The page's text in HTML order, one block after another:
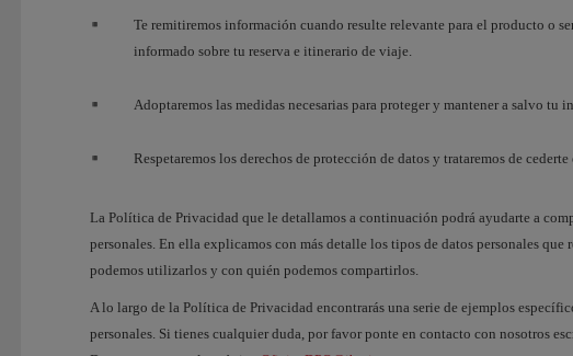
Te remitiremos información cuando resulte relevante para el producto o
informado sobre tu reserva e itinerario de viaje.
Adoptaremos las medidas necesarias para proteger y mantener a salvo tu
Respetaremos los derechos de protección de datos y trataremos de
La Política de Privacidad que le detallamos a continuación podrá ayudarte a
personales. En ella explicamos con más detalle los tipos de datos personales que
podemos utilizarlos y con quién podemos compartirlos.
A lo largo de la Política de Privacidad encontrarás una serie de ejemplos
personales. Si tienes cualquier duda, por favor ponte en contacto con nosotros